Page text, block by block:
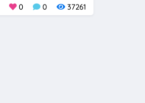
0 0 37261